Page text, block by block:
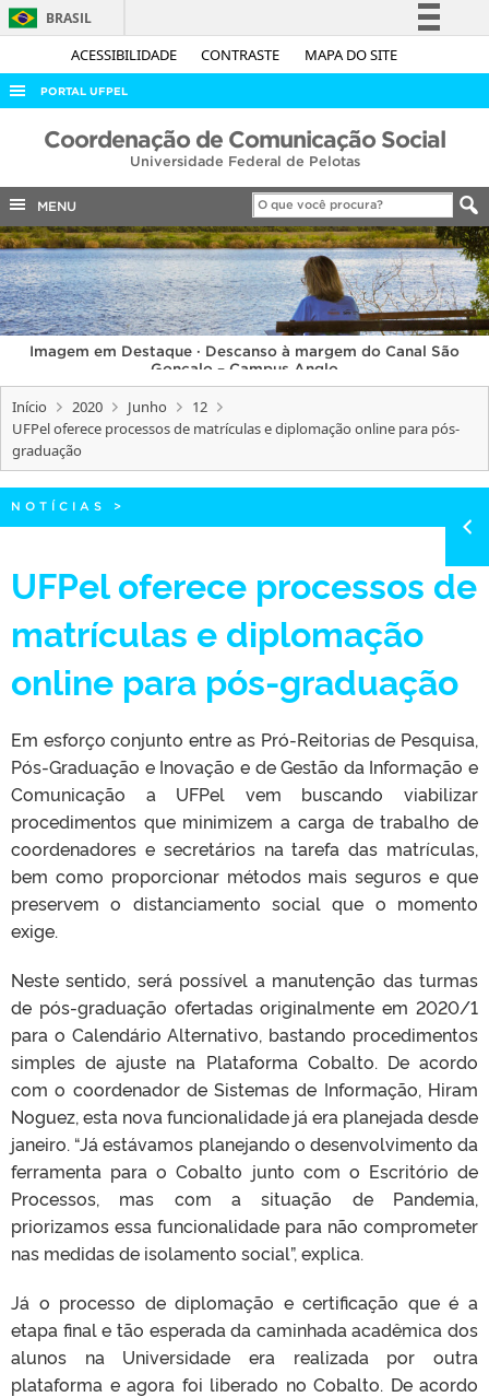
ACESSIBILIDADE CONTRASTE MAPA DO SITE
BRASIL
Simplifique!
Acesso à informação
Legislação
Canais
PORTAL UFPEL
ACESSO À INFORMAÇÃO
COBALTO
CONCURSOS
EDITAIS
INTERNACIONAL
OUVIDORIA
PORTARIAS
TELEFONES
Coordenação de Comunicação Social
Universidade Federal de Pelotas
MENU
Imagem em Destaque · Descanso à margem do Canal São
Gonçalo – Campus Anglo
Início 2020 Junho
12
UFPel oferece processos de matrículas e diplomação online para pós-
graduação
NOTÍCIAS >
UFPel oferece processos de
matrículas e diplomação
online para pós-graduação
Em esforço conjunto entre as Pró-Reitorias de Pesquisa,
Pós-Graduação e Inovação e de Gestão da Informação e
Comunicação a UFPel vem buscando viabilizar
procedimentos que minimizem a carga de trabalho de
coordenadores e secretários na tarefa das matrículas,
bem como proporcionar métodos mais seguros e que
preservem o distanciamento social que o momento
exige.
Neste sentido, será possível a manutenção das turmas
de pós-graduação ofertadas originalmente em 2020/1
para o Calendário Alternativo, bastando procedimentos
simples de ajuste na Plataforma Cobalto. De acordo
com o coordenador de Sistemas de Informação, Hiram
Noguez, esta nova funcionalidade já era planejada desde
janeiro. “Já estávamos planejando o desenvolvimento da
ferramenta para o Cobalto junto com o Escritório de
Processos, mas com a situação de Pandemia,
priorizamos essa funcionalidade para não comprometer
nas medidas de isolamento social”, explica.
Já o processo de diplomação e certificação que é a
etapa final e tão esperada da caminhada acadêmica dos
alunos na Universidade era realizada por outra
plataforma e agora foi liberado no Cobalto. De acordo